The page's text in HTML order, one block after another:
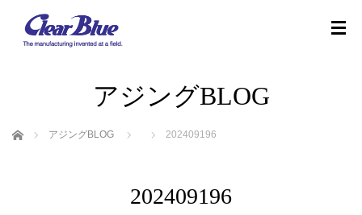
アジングBLOG
ホーム アジングBLOG 202409196
202409196